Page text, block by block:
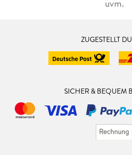
uvm.
ZUGESTELLT
SICHER & BEQUEM